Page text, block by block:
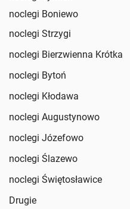
noclegi Boniewo
noclegi Strzygi
noclegi Bierzwienna Krótka
noclegi Bytoń
noclegi Kłodawa
noclegi Augustynowo
noclegi Józefowo
noclegi Ślazewo
noclegi Świętosławice
Drugie